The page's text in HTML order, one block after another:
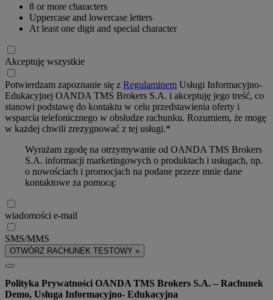
8 or more characters
Uppercase and lowercase letters
At least one digit and special character
Akceptuję wszystkie
Potwierdzam zapoznanie się z Regulaminem Usługi Informacyjno-
Edukacyjnej OANDA TMS Brokers S.A. i akceptuję jego treść, co
stanowi podstawę do kontaktu w celu przedstawienia oferty i
wsparcia telefonicznego w obsłudze rachunku. Rozumiem, że mogę
w każdej chwili zrezygnować z tej usługi.*
Wyrażam zgodę na otrzymywanie od OANDA TMS Brokers
S.A. informacji marketingowych o produktach i usługach, np.
o nowościach i promocjach na podane przeze mnie dane
kontaktowe za pomocą:
wiadomości e-mail
SMS/MMS
OTWÓRZ RACHUNEK TESTOWY »
Polityka Prywatności OANDA TMS Brokers S.A. – Rachunek
Demo, Usługa Informacyjno- Edukacyjna